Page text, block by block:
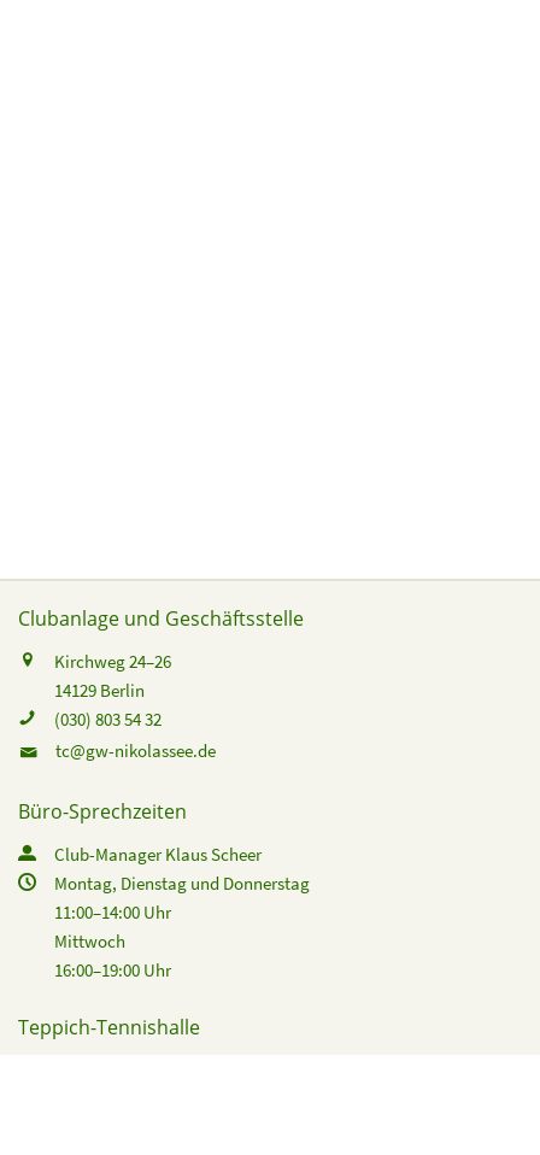
Clubanlage und Geschäftsstelle
Kirchweg 24–26
14129 Berlin
(030) 803 54 32
tc@gw-nikolassee.de
Büro-Sprechzeiten
Club-Manager Klaus Scheer
Montag, Dienstag und Donnerstag
11:00–14:00 Uhr
Mittwoch
16:00–19:00 Uhr
Teppich-Tennishalle